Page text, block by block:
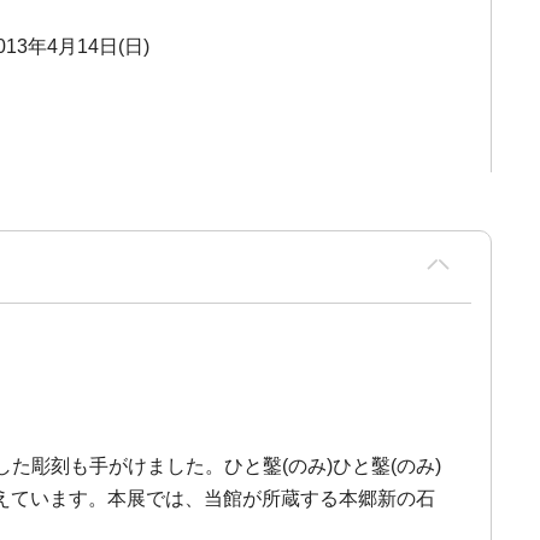
年4月14日(日)
彫刻も手がけました。ひと鑿(のみ)ひと鑿(のみ)
います。本展では、当館が所蔵する本郷新の石